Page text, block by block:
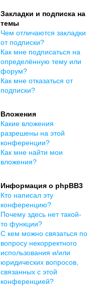
Закладки и подписка на
темы
Чем отличаются закладки
от подписки?
Как мне подписаться на
определённую тему или
форум?
Как мне отказаться от
подписки?
Вложения
Какие вложения
разрешены на этой
конференции?
Как мне найти мои
вложения?
Информация о phpBB3
Кто написал эту
конференцию?
Почему здесь нет такой-
то функции?
С кем можно связаться по
вопросу некорректного
использования и/или
юридических вопросов,
связанных с этой
конференцией?